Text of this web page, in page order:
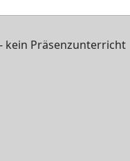
kein Präsenzunterricht